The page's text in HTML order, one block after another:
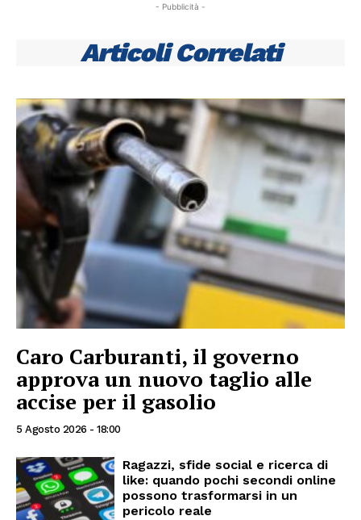
- Pubblicità -
Articoli Correlati
Caro Carburanti, il governo
approva un nuovo taglio alle
accise per il gasolio
5 Agosto 2026 - 18:00
Ragazzi, sfide social e ricerca di
like: quando pochi secondi online
possono trasformarsi in un
pericolo reale